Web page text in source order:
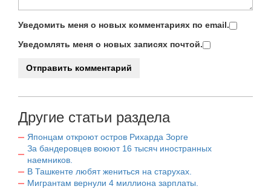
Уведомить меня о новых комментариях по email.
Уведомлять меня о новых записях почтой.
Другие статьи раздела
Японцам откроют остров Рихарда Зорге
За бандеровцев воюют 16 тысяч иностранных
наемников.
В Ташкенте любят жениться на старухах.
Мигрантам вернули 4 миллиона зарплаты.